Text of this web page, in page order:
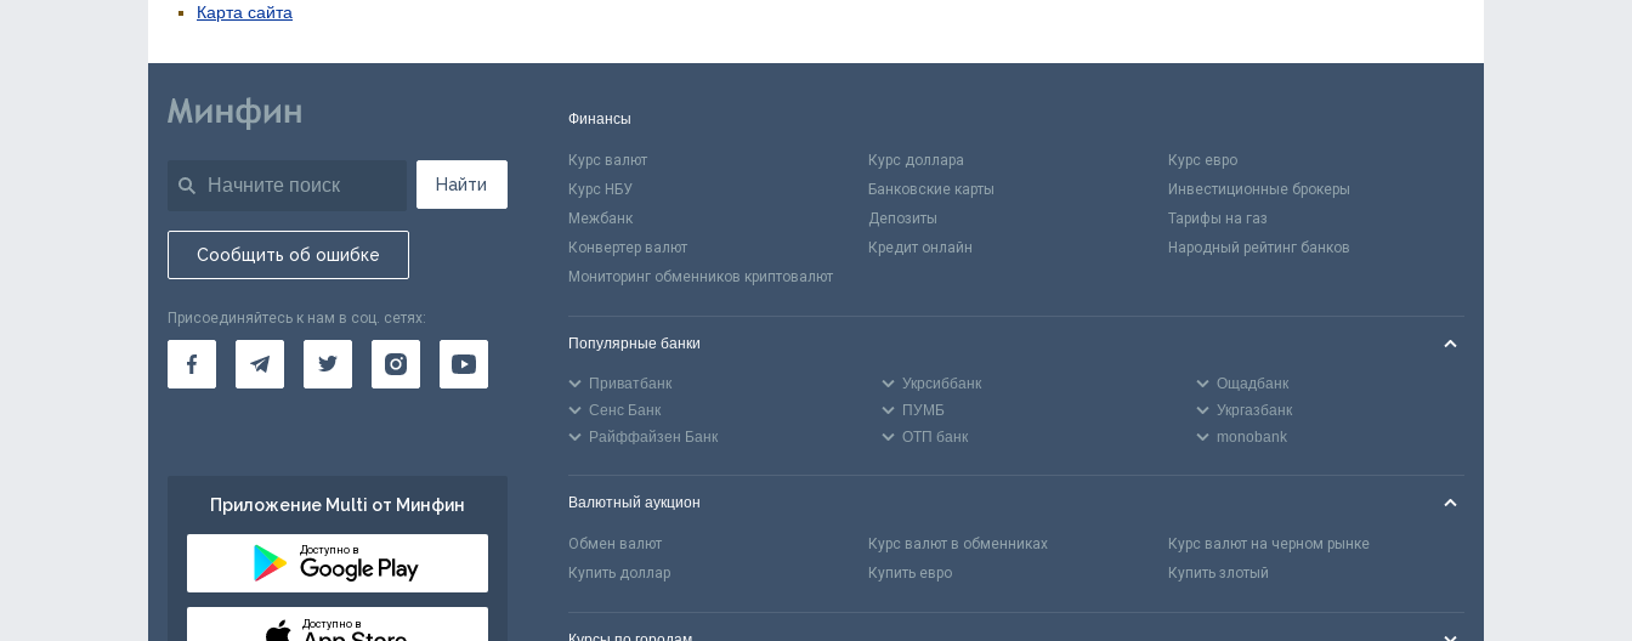
Карта сайта
Найти
Сообщить об ошибке
Присоединяйтесь к нам в соц. сетях:
Приложение Multi от Минфин
Доступно в
Доступно в
Финансы
Курс валют Курс доллара
Курс евро
Курс НБУ
Банковские карты
Инвестиционные брокеры
Межбанк
Депозиты
Тарифы на газ
Конвертер валют
Кредит онлайн
Народный рейтинг банков
Мониторинг обменников криптовалют
Популярные банки
Приватбанк Укрсиббанк
Ощадбанк
Сенс Банк
ПУМБ
Укргазбанк
Райффайзен Банк
ОТП банк monobank
Валютный аукцион
Обмен валют Курс валют в обменниках
Курс валют на черном рынке
Купить доллар
Купить евро Купить злотый